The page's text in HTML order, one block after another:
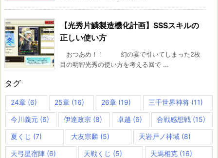
【光秀片鱗製造機化計画】SSSスキルの
正しい使い方
おつあめ！！ 幻の宴で引いてしまった2枚
目の明智光秀の使い方を考える回で ...
タグ
24章 (6) 25章(16) 26章 (19) 三千世界神将(11)
今川義元 (6) 伊達政宗 (8) 卓越 (6) 合戦感想戦(15)
夏くじ (7) 大友宗麟 (5) 天岩戸ノ神域 (8)
天弓星宿陣 (6) 天戦くじ (5) 天焉相克(16)